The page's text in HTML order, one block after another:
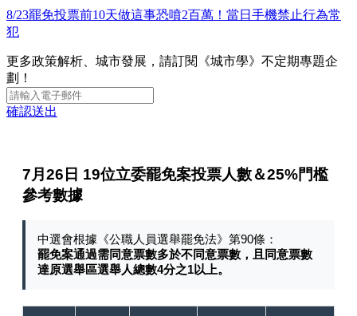
8/23罷免投票前10天做這事恐噴2百萬！當日手機禁止行為常
犯
更多政策解析、城市發展，請訂閱《城市學》不定期專題企
劃！
確認送出
7月26日 19位立委罷免案投票人數＆25%門檻
參考數據
中選會根據《公職人員選舉罷免法》第90條：
罷免案通過需同意票數多於不同意票數，且同意票數
達原選舉區選舉人總數4分之1以上。